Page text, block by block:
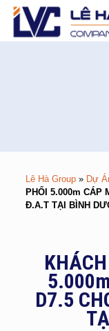
Lê Hà Group» Dự
PHỐI 5.000m CÁP
Đ.A.T TẠI BÌNH
D7.5